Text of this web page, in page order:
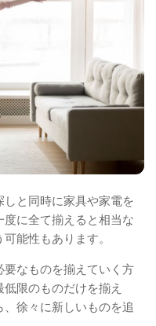
と同時に家具や家電を
に全て揃えると相当な
能性もあります。
なものを揃えていく方
限のものだけを揃え
徐々に新しいものを追